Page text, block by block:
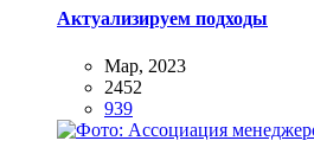
Актуализируем подходы
Мар, 2023
2452
939